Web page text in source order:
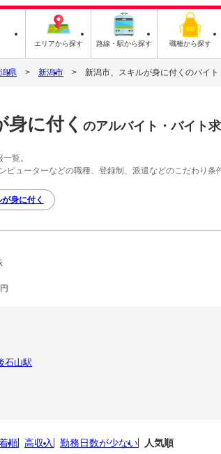
エリアから探す 路線・駅から探す 職種から探す
県 新潟市 新潟市、スキルが身に付くのバイト
に付く のアルバイト・バイト
覧。
ピューターなどの職種、登録制、派遣などのこだわり条
身に付く
石山駅
順 高収入 勤務日数が少ない 人気順